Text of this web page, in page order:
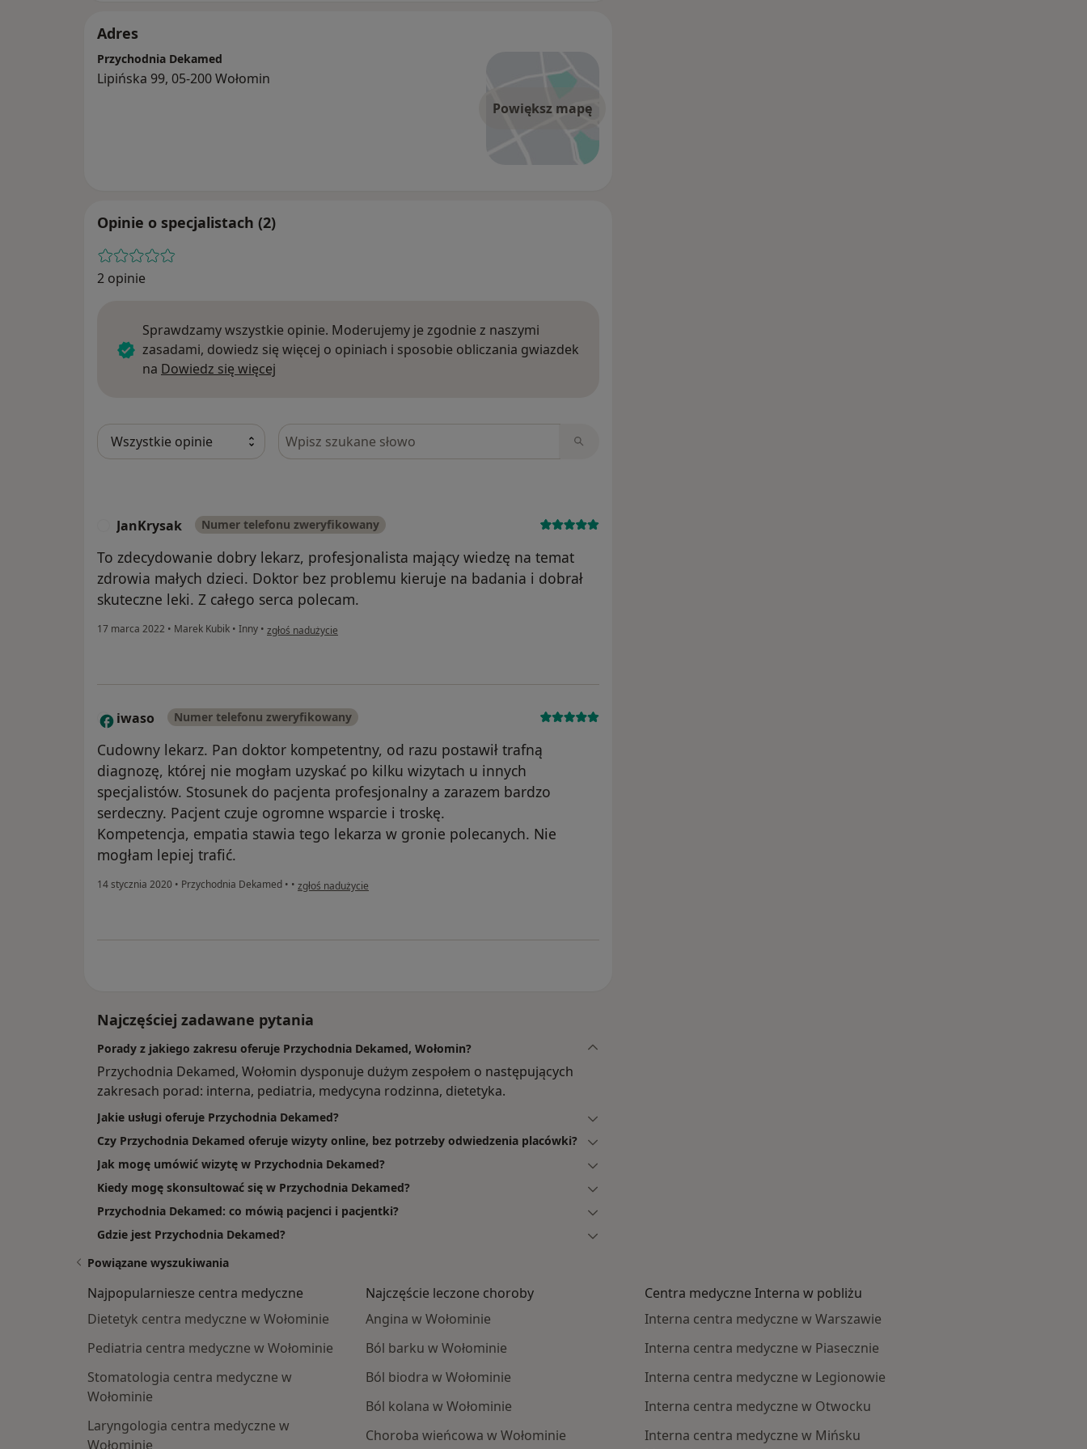
Adres
Powiększ mapę
Przychodnia Dekamed
Lipińska 99, 05-200 Wołomin
Opinie o specjalistach (2)
2 opinie
Sprawdzamy wszystkie opinie. Moderujemy je zgodnie z naszymi
zasadami, dowiedz się więcej o opiniach i sposobie obliczania gwiazdek
na Dowiedz się więcej
Szukaj w opiniach
JanKrysak Numer telefonu zweryfikowany
To zdecydowanie dobry lekarz, profesjonalista mający wiedzę na temat
zdrowia małych dzieci. Doktor bez problemu kieruje na badania i dobrał
skuteczne leki. Z całego serca polecam.
17 marca 2022 • Marek Kubik • Inny • w opinii użytkownika JanKrysak
zgłoś nadużycie
I iwaso Numer telefonu zweryfikowany
Cudowny lekarz. Pan doktor kompetentny, od razu postawił trafną
diagnozę, której nie mogłam uzyskać po kilku wizytach u innych
specjalistów. Stosunek do pacjenta profesjonalny a zarazem bardzo
serdeczny. Pacjent czuje ogromne wsparcie i troskę.
Kompetencja, empatia stawia tego lekarza w gronie polecanych. Nie
mogłam lepiej trafić.
14 stycznia 2020 • Przychodnia Dekamed • • w opinii użytkownika iwaso
zgłoś nadużycie
Najczęściej zadawane pytania
Porady z jakiego zakresu oferuje Przychodnia Dekamed, Wołomin?
Przychodnia Dekamed, Wołomin dysponuje dużym zespołem o następujących
zakresach porad: interna, pediatria, medycyna rodzinna, dietetyka.
Jakie usługi oferuje Przychodnia Dekamed?
Czy Przychodnia Dekamed oferuje wizyty online, bez potrzeby odwiedzenia placówki?
Jak mogę umówić wizytę w Przychodnia Dekamed?
Kiedy mogę skonsultować się w Przychodnia Dekamed?
Przychodnia Dekamed: co mówią pacjenci i pacjentki?
Gdzie jest Przychodnia Dekamed?
Powiązane wyszukiwania
Najpopularniesze centra medyczne
Dietetyk centra medyczne w Wołominie
Pediatria centra medyczne w Wołominie
Stomatologia centra medyczne w
Wołominie
Laryngologia centra medyczne w
Wołominie
Najczęście leczone choroby
Angina w Wołominie
Ból barku w Wołominie
Ból biodra w Wołominie
Ból kolana w Wołominie
Choroba wieńcowa w Wołominie
Centra medyczne Interna w pobliżu
Interna centra medyczne w Warszawie
Interna centra medyczne w Piasecznie
Interna centra medyczne w Legionowie
Interna centra medyczne w Otwocku
Interna centra medyczne w Mińsku